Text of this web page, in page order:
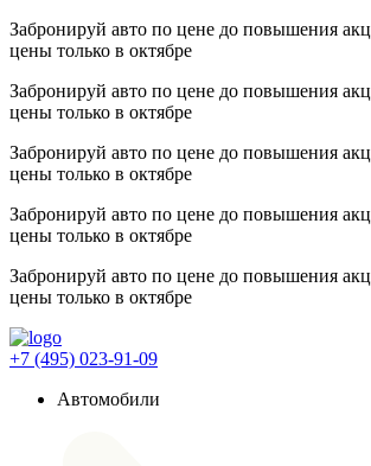
Забронируй авто по цене до повышения
цены только в октябре
Забронируй авто по цене до повышения
цены только в октябре
Забронируй авто по цене до повышения
цены только в октябре
Забронируй авто по цене до повышения
цены только в октябре
Забронируй авто по цене до повышения
цены только в октябре
+7 (495) 023-91-09
Автомобили